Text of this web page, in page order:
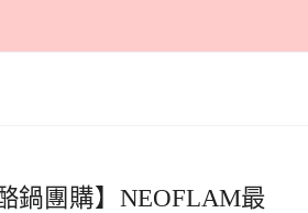
鍋團購】NEOFLAM最